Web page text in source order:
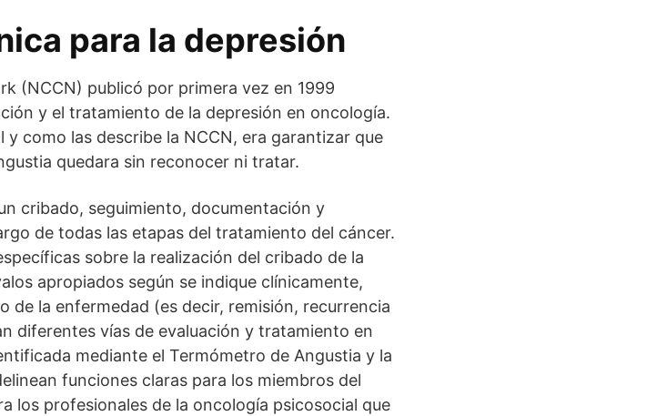
para la depresión
(NCCN) publicó por primera vez en 1999
y el tratamiento de la depresión en oncología.
como las describe la NCCN, era garantizar que
quedara sin reconocer ni tratar.
cribado, seguimiento, documentación y
de todas las etapas del tratamiento del cáncer.
sobre la realización del cribado de la
apropiados según se indique clínicamente,
de la enfermedad (es decir, remisión, recurrencia
diferentes vías de evaluación y tratamiento en
mediante el Termómetro de Angustia y la
funciones claras para los miembros del
los profesionales de la oncología psicosocial que